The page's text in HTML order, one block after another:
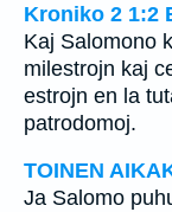
Kroniko 2 1:2
Kaj Salomono
milestrojn kaj
estrojn en la
patrodomoj.
TOINEN
Ja Salomo